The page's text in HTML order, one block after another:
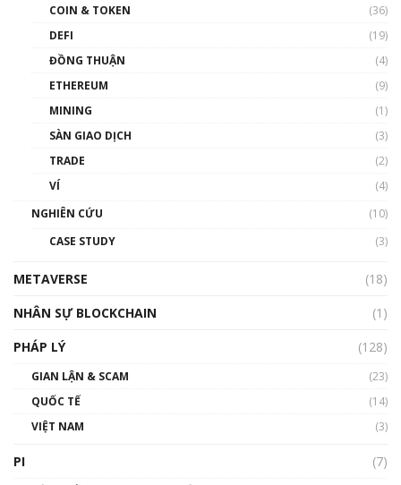
00:39:31
Phổ cập Blockchain
thống & Crypto qua các cuộc chiến | Phổ cập
01:32:59
gió ấm
COIN & TOKEN
(36)
DEFI
(19)
ĐỒNG THUẬN
(4)
ETHEREUM
(9)
MINING
(1)
SÀN GIAO DỊCH
(3)
TRADE
(2)
VÍ
(4)
NGHIÊN CỨU
(10)
CASE STUDY
(3)
METAVERSE
(18)
NHÂN SỰ BLOCKCHAIN
(1)
PHÁP LÝ
(128)
GIAN LẬN & SCAM
(23)
QUỐC TẾ
(14)
VIỆT NAM
(3)
PI (7)